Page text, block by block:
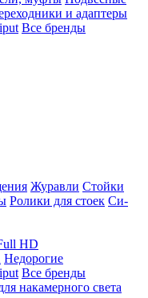
и адаптеры
Все бренды
Журавли Стойки
Ролики для стоек Си-
HD
Недорогие
Все бренды
накамерного света